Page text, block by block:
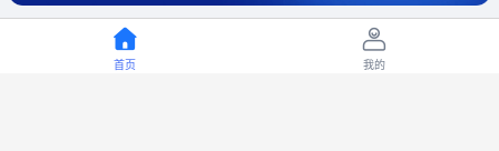
首页 我的